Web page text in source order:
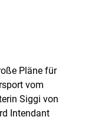
Pläne für
vom
Siggi von
Intendant